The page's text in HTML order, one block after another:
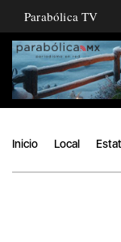
Parabólica TV
Inicio Local